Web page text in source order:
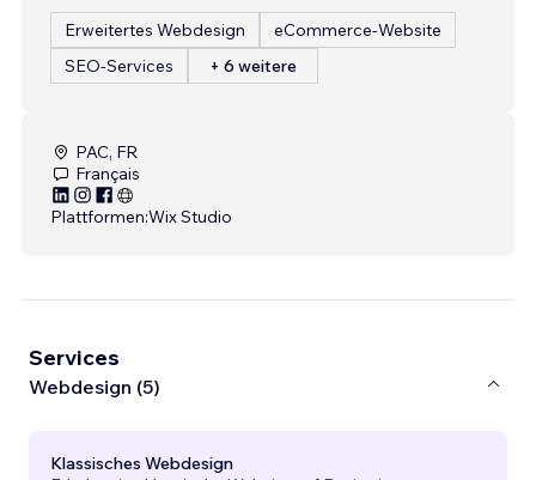
Erweitertes Webdesign
eCommerce-Website
SEO-Services
+ 6 weitere
PAC, FR
Français
Plattformen:Wix Studio
Services
Webdesign (5)
Klassisches Webdesign